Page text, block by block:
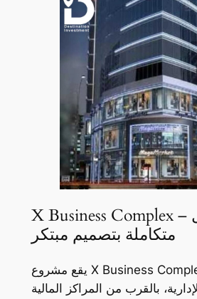
X Business Complex – بيئة أعمال
متكاملة بتصميم مبتكر
يقع مشروع X Business Complex في قلب
بالقرب من المراكز المالية